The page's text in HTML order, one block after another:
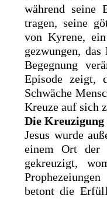
während seine
tragen, seine
von Kyrene,
gezwungen,
Begegnung
Episode zeigt,
Schwäche
Kreuze auf sich
Die Kreuzigung
Jesus wurde
einem Ort der
gekreuzigt,
betont die